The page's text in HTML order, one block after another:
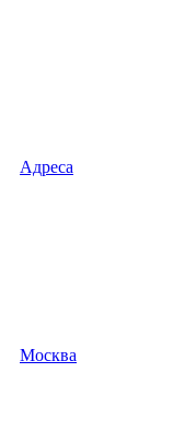
Адреса
Москва